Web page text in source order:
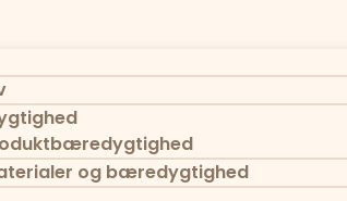
og bæredygtighed